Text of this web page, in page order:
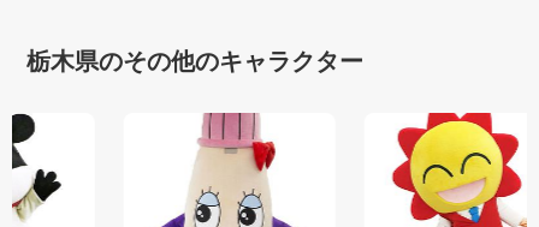
栃木県のその他のキャラクター